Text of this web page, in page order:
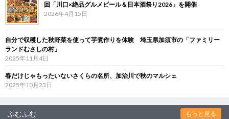
回「川口×絶品グルメビール＆日本酒祭り2026」を開催
2026年4月15日
自分で収穫した秋野菜を使って芋煮作りを体験 埼玉県加須市の「ファミリー
ランドむさしの村」
2025年11月4日
春だけじゃもったいないさくらの名所、加治川で秋のマルシェ
2025年10月23日
ふむふむ もっと見る